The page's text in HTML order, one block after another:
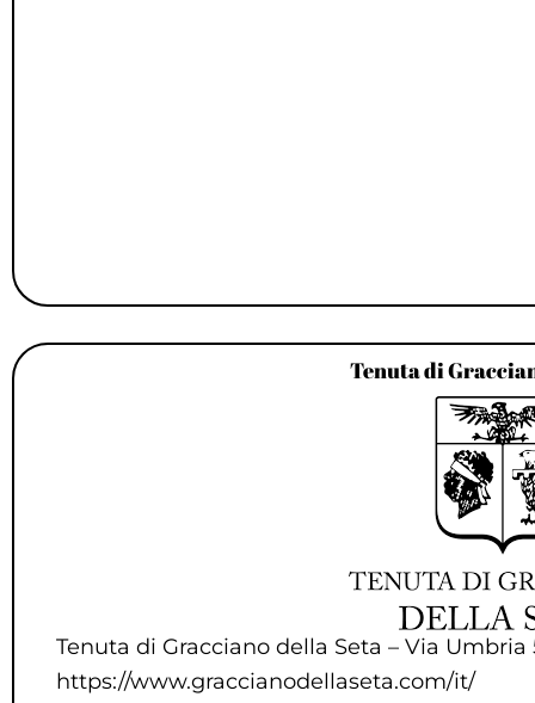
Tenuta di
Tenuta di Gracciano della Seta – Via
https://www.graccianodellaseta.com/it/